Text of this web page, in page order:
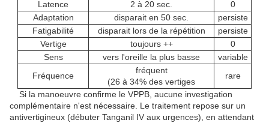
Latence 2 à 20 sec.
0
Adaptation
disparait en 50 sec.
persiste
Fatigabilité
disparait lors de la répétition
persiste
Vertige
toujours ++
0
Sens
vers l'oreille la plus basse
variable
Fréquence
fréquent
(26 à 34% des vertiges
rare
Si la manoeuvre confirme le VPPB, aucune investigation
complémentaire n'est nécessaire. Le traitement repose sur un
antivertigineux (débuter Tanganil IV aux urgences), en attendant